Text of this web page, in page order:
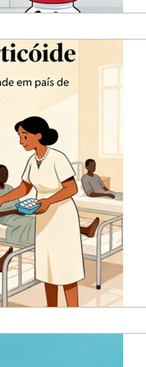
Novembro 2024